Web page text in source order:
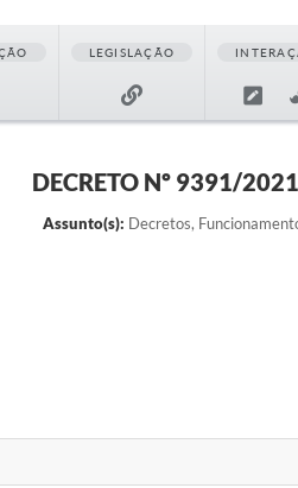
LEGISLAÇÃO
DECRETO Nº 9391/
Assunto(s): Decretos,